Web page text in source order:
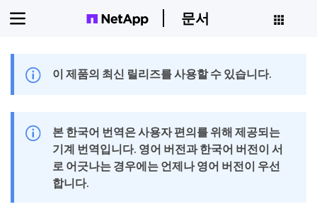
문서
이 제품의 최신 릴리즈를 사용할 수 있습니다.
본 한국어 번역은 사용자 편의를 위해 제공되는
기계 번역입니다. 영어 버전과 한국어 버전이 서
로 어긋나는 경우에는 언제나 영어 버전이 우선
합니다.